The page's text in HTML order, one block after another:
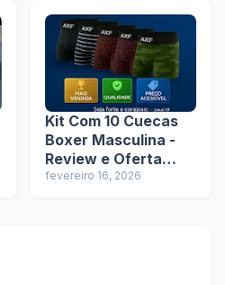
Kit Com 10 Cuecas
Boxer Masculina -
Review e Oferta
Exclusiva na Shopee
fevereiro 16, 2026